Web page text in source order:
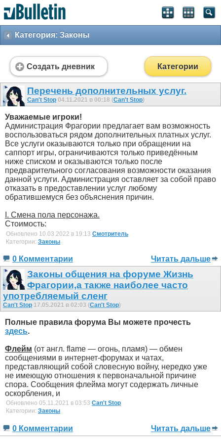
Категория: Законы
Создать дневник Категории
Перечень дополнительных услуг.
Can't Stop 04.11.2021 в 00:18 (Can't Stop)
Уважаемые игроки!
Администрация Фрагории предлагает вам возможность
воспользоваться рядом дополнительных платных услуг.
Все услуги оказываются только при обращении на
саппорт игры, ограничиваются только приведённым
ниже списком и оказываются только после
предварительного согласования возможности оказания
данной услуги. Администрация оставляет за собой право
отказать в предоставлении услуг любому
обратившемуся без объяснения причин.
I. Смена пола персонажа.
Стоимость:
Обновлено 10.03.2022 в 19:13 Смотритель
Категории: Законы
0 Комментарии Читать дальше
Законы общения на форуме Жизнь
Фрагории,а также наиболее часто
употребляемый сленг
Can't Stop 17.05.2021 в 02:03 (Can't Stop)
Полные правила форума Вы можете прочесть
здесь.
Флейм (от англ. flame — огонь, пламя) — обмен
сообщениями в интернет-форумах и чатах,
представляющий собой словесную войну, нередко уже
не имеющую отношения к первоначальной причине
спора. Сообщения флейма могут содержать личные
оскорбления, и
Обновлено 05.11.2021 в 03:53 Can't Stop
Категории: Законы
0 Комментарии Читать дальше